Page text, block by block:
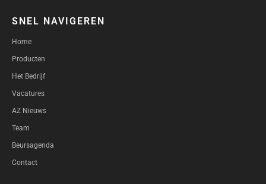
SNEL NAVIGEREN
Home
Producten
Het Bedrijf
Vacatures
AZ Nieuws
Team
Beursagenda
Contact